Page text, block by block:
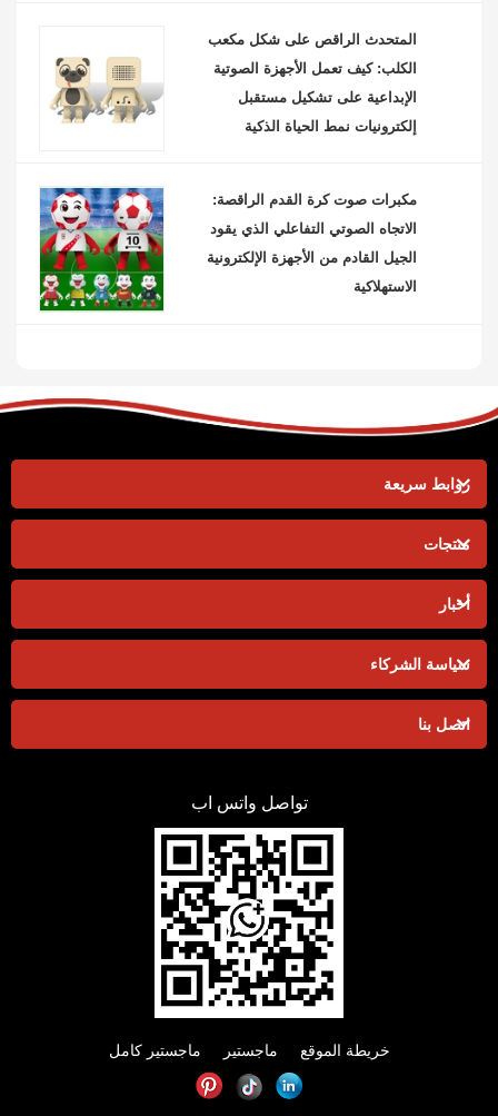
المتحدث الراقص على شكل مكعب
الكلب: كيف تعمل الأجهزة الصوتية
الإبداعية على تشكيل مستقبل
إلكترونيات نمط الحياة الذكية
مكبرات صوت كرة القدم الراقصة:
الاتجاه الصوتي التفاعلي الذي يقود
الجيل القادم من الأجهزة الإلكترونية
الاستهلاكية
روابط سريعة
منتجات
أخبار
سياسة الشركاء
اتصل بنا
تواصل واتس اب
خريطة الموقع ماجستير ماجستير كامل